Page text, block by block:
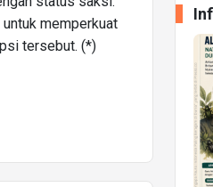
memperkuat
tersebut. (*)